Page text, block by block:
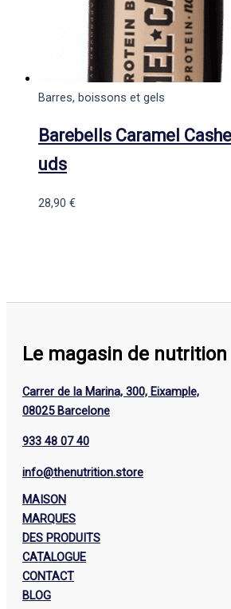
Barres, boissons et gels
Barebells Caramel
uds
28,90 €
Le magasin de nutrition
Carrer de la Marina, 300, Eixample,
08025 Barcelone
933 48 07 40
info@thenutrition.store
MAISON
MARQUES
DES PRODUITS
CATALOGUE
CONTACT
BLOG